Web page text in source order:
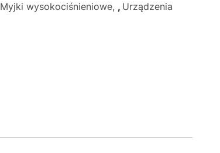
Myjki wysokociśnieniowe , Urządzenia